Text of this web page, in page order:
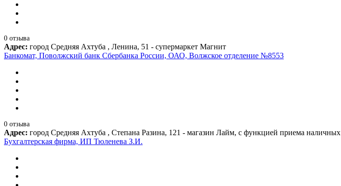
0 отзыва
Адрес: город Средняя Ахтуба , Ленина, 51 - супермаркет Магнит
Банкомат, Поволжский банк Сбербанка России, ОАО, Волжское отделение №8553
0 отзыва
Адрес: город Средняя Ахтуба , Степана Разина, 121 - магазин Лайм, с функцией приема наличных
Бухгалтерская фирма, ИП Тюленева З.И.